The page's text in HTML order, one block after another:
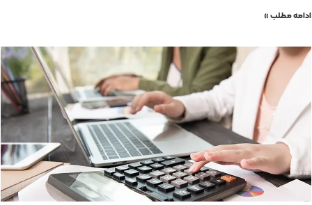
ادامه مطلب »